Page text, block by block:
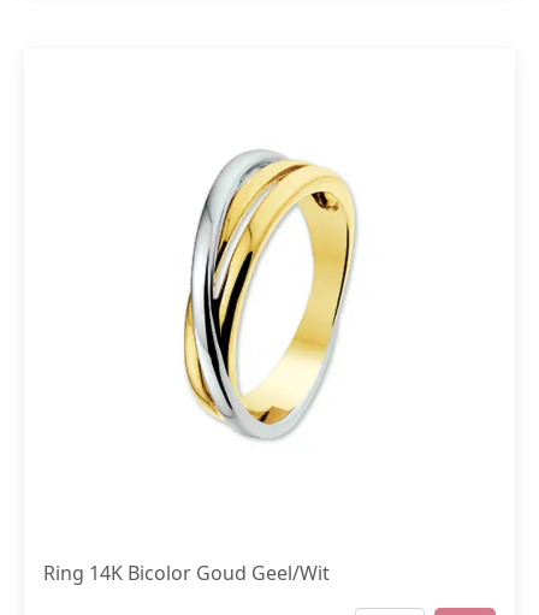
Ring 14K Bicolor Goud Geel/Wit